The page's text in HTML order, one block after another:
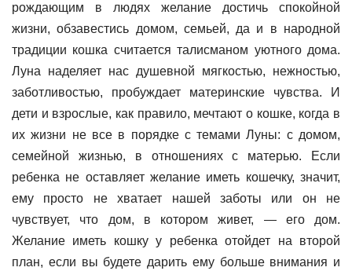
рождающим в людях желание достичь спокойной
жизни, обзавестись домом, семьей, да и в народной
традиции кошка считается талисманом уютного дома.
Луна наделяет нас душевной мягкостью, нежностью,
заботливостью, пробуждает материнские чувства. И
дети и взрослые, как правило, мечтают о кошке, когда в
их жизни не все в порядке с темами Луны: с домом,
семейной жизнью, в отношениях с матерью. Если
ребенка не оставляет желание иметь кошечку, значит,
ему просто не хватает нашей заботы или он не
чувствует, что дом, в котором живет, — его дом.
Желание иметь кошку у ребенка отойдет на второй
план, если вы будете дарить ему больше внимания и